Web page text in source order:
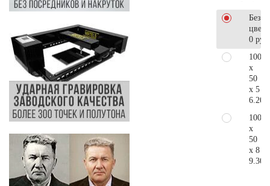
Без
0 руб.
100
x
50
x 5
100
x
50
x 8